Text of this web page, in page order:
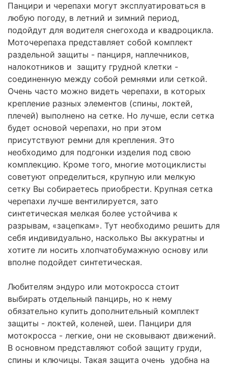
Панцири и черепахи могут эксплуатироваться в
любую погоду, в летний и зимний период,
подойдут для водителя снегохода и квадроцикла.
Моточерепаха представляет собой комплект
раздельной защиты - панциря, наплечников,
налокотников и защиту грудной клетки -
соединенную между собой ремнями или сеткой.
Очень часто можно видеть черепахи, в которых
крепление разных элементов (спины, локтей,
плечей) выполнено на сетке. Но лучше, если сетка
будет основой черепахи, но при этом
присутствуют ремни для крепления. Это
необходимо для подгонки изделия под свою
комплекцию. Кроме того, многие мотоциклисты
советуют определиться, крупную или мелкую
сетку Вы собираетесь приобрести. Крупная сетка
черепахи лучше вентилируется, зато
синтетическая мелкая более устойчива к
разрывам, «зацепкам». Тут необходимо решить для
себя индивидуально, насколько Вы аккуратны и
хотите ли носить хлопчатобумажную основу или
вполне подойдет синтетическая.
Любителям эндуро или мотокросса стоит
выбирать отдельный панцирь, но к нему
обязательно купить дополнительный комплект
защиты - локтей, коленей, шеи. Панцири для
мотокросса - легкие, они не сковывают движений.
В основном представляют собой защиту груди,
спины и ключицы. Такая защита очень удобна на